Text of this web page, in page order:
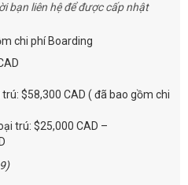
bạn liên hệ để được cấp nhật
chi phí Boarding
trú: $58,300 CAD ( đã bao gồm chi
trú: $25,000 CAD –